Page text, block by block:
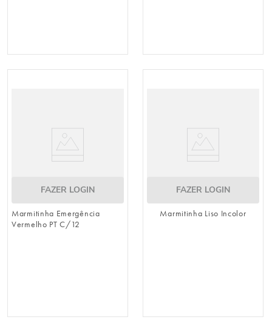
FAZER LOGIN
Marmitinha Emergência
Vermelho PT C/12
FAZER LOGIN
Marmitinha Liso Incolor